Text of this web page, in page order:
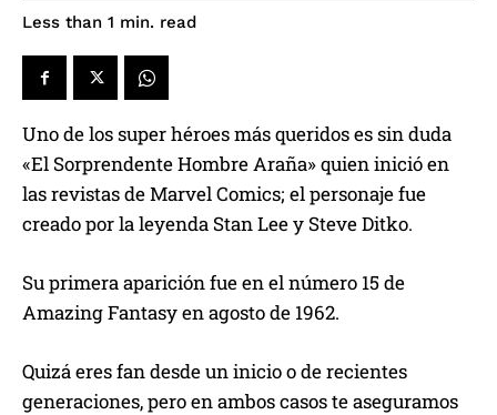
Less than 1 min. read
Uno de los super héroes más queridos es sin duda
«El Sorprendente Hombre Araña» quien inició en
las revistas de Marvel Comics; el personaje fue
creado por la leyenda Stan Lee y Steve Ditko.
Su primera aparición fue en el número 15 de
Amazing Fantasy en agosto de 1962.
Quizá eres fan desde un inicio o de recientes
generaciones, pero en ambos casos te aseguramos